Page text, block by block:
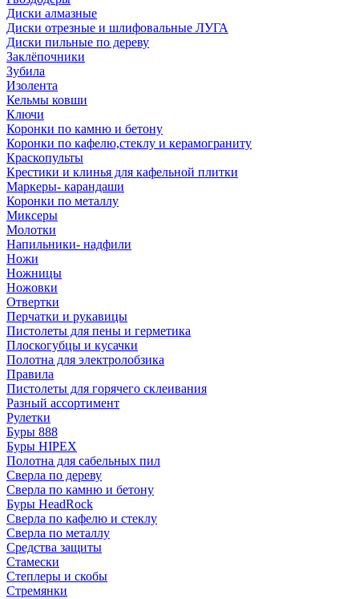
Диски алмазные
Диски отрезные и шлифовальные ЛУГА
Диски пильные по дереву
Заклёпочники
Зубила
Изолента
Кельмы ковши
Ключи
Коронки по камню и бетону
Коронки по кафелю,стеклу и керамограниту
Краскопульты
Крестики и клинья для кафельной плитки
Маркеры- карандаши
Коронки по металлу
Миксеры
Молотки
Напильники- надфили
Ножи
Ножницы
Ножовки
Отвертки
Перчатки и рукавицы
Пистолеты для пены и герметика
Плоскогубцы и кусачки
Полотна для электролобзика
Правила
Пистолеты для горячего склеивания
Разный ассортимент
Рулетки
Буры 888
Буры HIPEX
Полотна для сабельных пил
Сверла по дереву
Сверла по камню и бетону
Буры HeadRock
Сверла по кафелю и стеклу
Сверла по металлу
Средства защиты
Стамески
Степлеры и скобы
Стремянки